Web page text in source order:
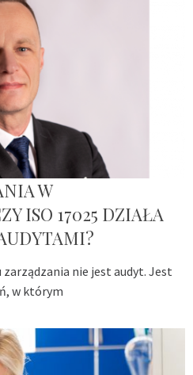
W
ISO 17025 DZIAŁA
nie jest audyt. Jest
w którym